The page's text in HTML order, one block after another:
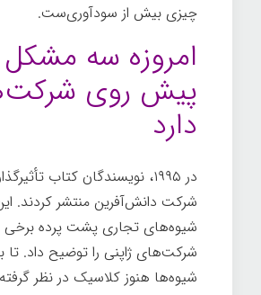
چیزی بیش از سودآوری‌ست.
امروزه سه
پیش روی
دارد
در ۱۹۹۵، نویسندگان کتاب
شرکت دانش‌آفرین منتشر کردند.
شیوه‌های تجاری پشت پرده برخی
شرکت‌های ژاپنی را توضیح داد. تا
شیوه‌ها هنوز کلاسیک در نظر